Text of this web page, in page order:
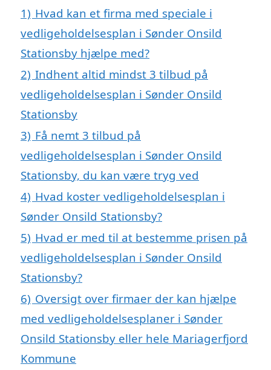
1) Hvad kan et firma med speciale i
vedligeholdelsesplan i Sønder Onsild
Stationsby hjælpe med?
2) Indhent altid mindst 3 tilbud på
vedligeholdelsesplan i Sønder Onsild
Stationsby
3) Få nemt 3 tilbud på
vedligeholdelsesplan i Sønder Onsild
Stationsby, du kan være tryg ved
4) Hvad koster vedligeholdelsesplan i
Sønder Onsild Stationsby?
5) Hvad er med til at bestemme prisen på
vedligeholdelsesplan i Sønder Onsild
Stationsby?
6) Oversigt over firmaer der kan hjælpe
med vedligeholdelsesplaner i Sønder
Onsild Stationsby eller hele Mariagerfjord
Kommune